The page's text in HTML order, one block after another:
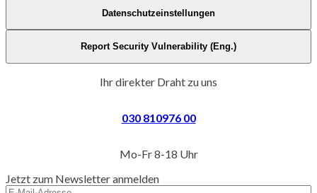
Datenschutzeinstellungen
Report Security Vulnerability (Eng.)
Ihr direkter Draht zu uns
030 810976 00
Mo-Fr 8-18 Uhr
Jetzt zum Newsletter anmelden